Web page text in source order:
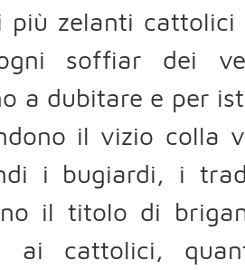
più zelanti
soffiar dei
a dubitare e per
il vizio colla
i bugiardi, i
il titolo di
ai cattolici,